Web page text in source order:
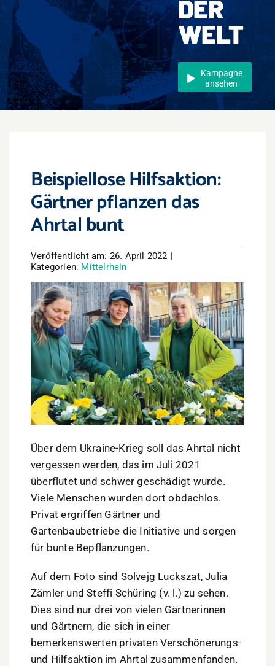
Events
Überregional
Jobs
Newsletter
DER
WELT
Kampagne
ansehen
Beispiellose Hilfsaktion:
Gärtner pflanzen das
Ahrtal bunt
Veröffentlicht am: 26. April 2022 |
Kategorien: Mittelrhein
Über dem Ukraine-Krieg soll das Ahrtal nicht
vergessen werden, das im Juli 2021
überflutet und schwer geschädigt wurde.
Viele Menschen wurden dort obdachlos.
Privat ergriffen Gärtner und
Gartenbaubetriebe die Initiative und sorgen
für bunte Bepflanzungen.
Auf dem Foto sind Solvejg Luckszat, Julia
Zämler und Steffi Schüring (v. l.) zu sehen.
Dies sind nur drei von vielen Gärtnerinnen
und Gärtnern, die sich in einer
bemerkenswerten privaten Verschönerungs-
und Hilfsaktion im Ahrtal zusammenfanden.